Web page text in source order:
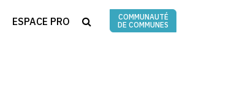
ESPACE PRO RECHERCHE
COMMUNAUTÉ
DE COMMUNES